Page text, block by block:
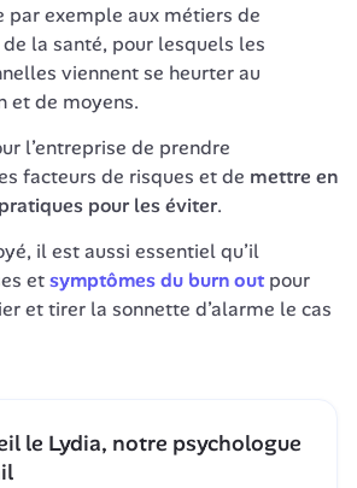
par exemple aux métiers de
de la santé, pour lesquels les
viennent se heurter au
et de moyens.
l’entreprise de prendre
facteurs de risques et de mettre en
pour les éviter.
il est aussi essentiel qu’il
et symptômes du burn out pour
et tirer la sonnette d’alarme le cas
le Lydia, notre psychologue